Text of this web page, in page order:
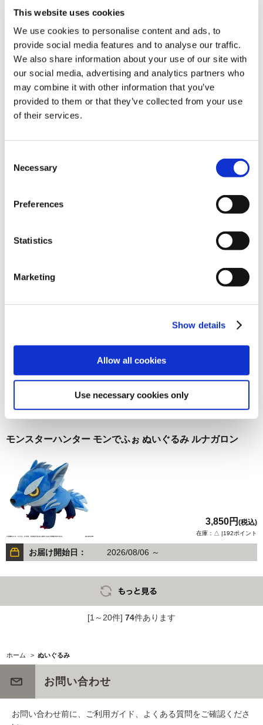
This website uses cookies
We use cookies to personalise content and ads, to
provide social media features and to analyse our traffic.
We also share information about your use of our site with
our social media, advertising and analytics partners who
may combine it with other information that you’ve
provided to them or that they’ve collected from your use
of their services.
Selection
Necessary
Preferences
Statistics
Marketing
Show details
Allow all cookies
Use necessary cookies only
3,850円(税込)
在庫：○ |192ポイント
お届け開始日： 2026/09/10
3,850円 (税込)
在庫：○ |192ポイント
3,850円(税込)
お届け開始日： 2026/08/06 ～
モンスターハンター モンでふぉ ぬいぐるみ ルナガロン
3,850円 (税込)
在庫：△ |192ポイント
お届け開始日： 2026/08/06 ～
[1～20件] 74件あります
ホーム > ぬいぐるみ
お問い合わせ
お問い合わせ前に、ご利用ガイド、よくある質問をご確認くださ